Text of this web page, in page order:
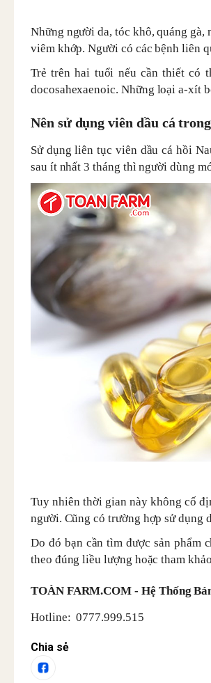
Những người da, tóc khô, quáng
viêm khớp. Người có các bệnh liên
Trẻ trên hai tuổi nếu cần thiết có
docosahexaenoic. Những loại a-xít
Nên sử dụng viên dầu cá
Sử dụng liên tục viên dầu cá hồi
sau ít nhất 3 tháng thì người dùng
Tuy nhiên thời gian này không cố
người. Cũng có trường hợp sử dụng
Do đó bạn cần tìm được sản phẩm
theo đúng liều lượng hoặc tham
TOÀN FARM.COM - Hệ Thống
Hotline: 0777.999.515
Chia sẻ